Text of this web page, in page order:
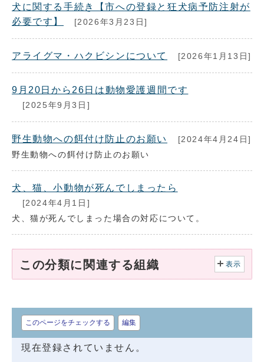
犬に関する手続き【市への登録と狂犬病予防注射が
必要です】
[2026年3月23日]
アライグマ・ハクビシンについて [2026年1月13日]
9月20日から26日は動物愛護週間です
[2025年9月3日]
野生動物への餌付け防止のお願い
[2024年4月24日]
野生動物への餌付け防止のお願い
犬、猫、小動物が死んでしまったら
[2024年4月1日]
犬、猫が死んでしまった場合の対応について。
この分類に関連する組織 表示
このページをチェックする 編集
現在登録されていません。